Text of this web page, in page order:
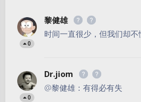
0
黎健雄
时间一直很少，但我们却不
0
Dr.jiom
@黎健雄：有得必有失